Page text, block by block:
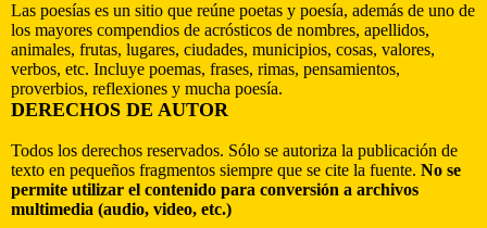
Las poesías es un sitio que reúne poetas y poesía, además de uno de
los mayores compendios de acrósticos de nombres, apellidos,
animales, frutas, lugares, ciudades, municipios, cosas, valores,
verbos, etc. Incluye poemas, frases, rimas, pensamientos,
proverbios, reflexiones y mucha poesía.
DERECHOS DE AUTOR
Todos los derechos reservados. Sólo se autoriza la publicación de
texto en pequeños fragmentos siempre que se cite la fuente. No se
permite utilizar el contenido para conversión a archivos
multimedia (audio, video, etc.)